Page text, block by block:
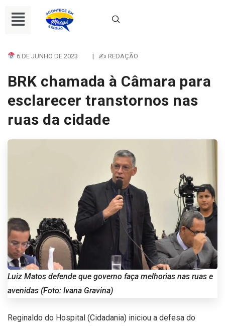
6 DE JUNHO DE 2023 | ✍ REDAÇÃO
BRK chamada à Câmara para
esclarecer transtornos nas
ruas da cidade
Luiz Matos defende que governo faça melhorias nas ruas e
avenidas (Foto: Ivana Gravina)
Reginaldo do Hospital (Cidadania) iniciou a defesa do